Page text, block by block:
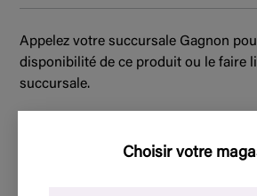
Choisir votre
Appelez votre succursale Gagnon
disponibilité de ce produit ou le faire
succursale.
Disponible